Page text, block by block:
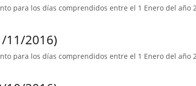
para los días comprendidos entre el 1 Enero del año
11/2016)
para los días comprendidos entre el 1 Enero del año